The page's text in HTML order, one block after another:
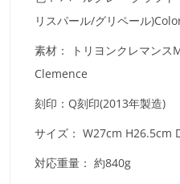
リスパール/グリペール
素材：
トリヨンクレマン
Clemence
刻印：Q刻印(2013年製造)
サイズ： W27cm H26.5cm
対応重量： 約840g